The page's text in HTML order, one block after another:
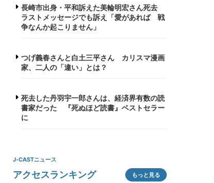
長崎市出身・平和訴えた美輪明宏さん死去
ラストメッセージでも訴え「愛があれば 戦
争なんか起こりません」
つげ義春さんと白土三平さん カリスマ漫画
家、二人の「違い」とは？
死去した丹羽宇一郎さんは、経済界有数の読
書家だった 『死ぬほど読書』ベストセラー
に
J-CASTニュース
アクセスランキング もっと見る